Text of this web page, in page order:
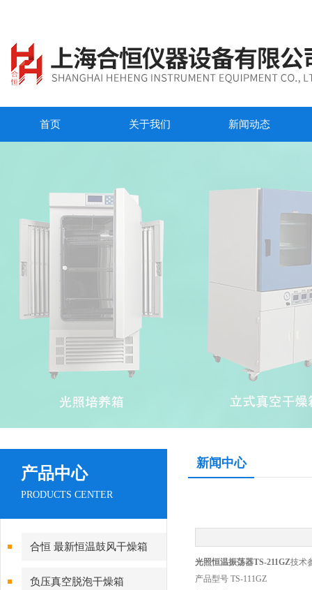
首页 关于我们 新闻动态
产品中心
PRODUCTS CENTER
合恒 最新恒温鼓风干燥箱
负压真空脱泡干燥箱
新闻中心
光照恒温振荡器TS-211GZ技术
产品型号 TS-111GZ